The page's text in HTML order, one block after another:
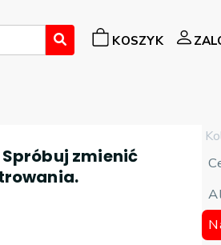
KOSZYK
zmienić